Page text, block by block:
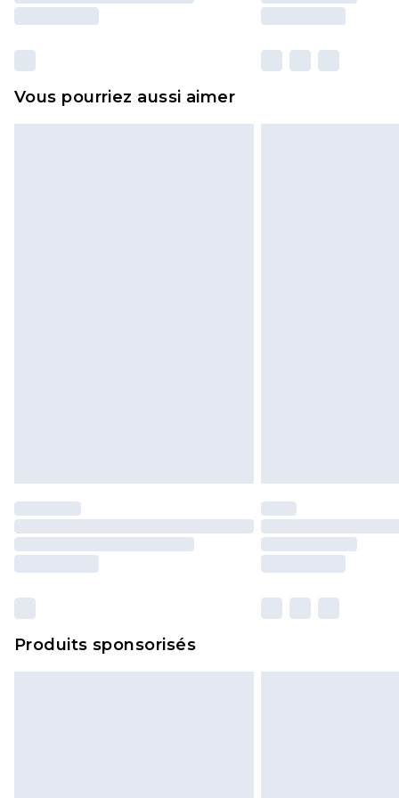
Vous pourriez aussi aimer
Produits sponsorisés